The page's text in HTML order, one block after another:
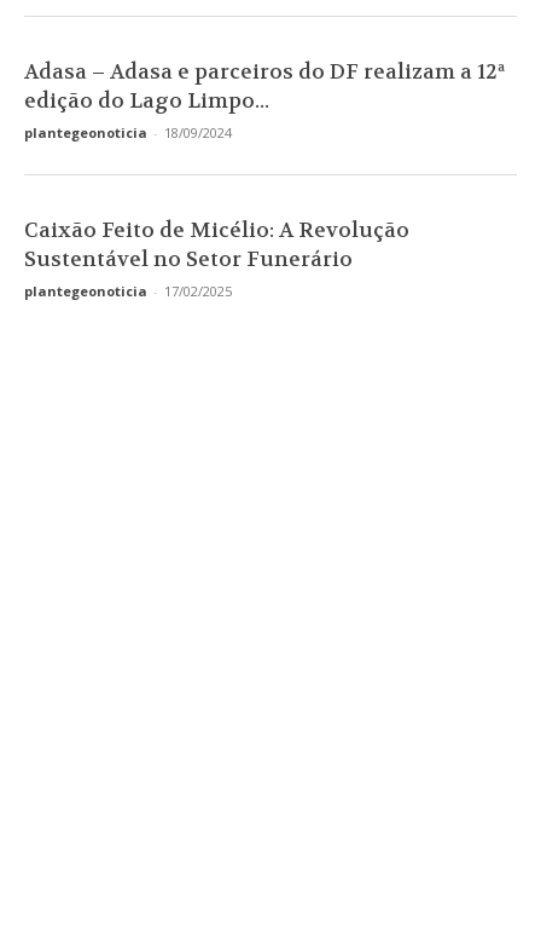
Adasa – Adasa e parceiros do DF realizam a 12ª
edição do Lago Limpo...
plantegeonoticia - 18/09/2024
Caixão Feito de Micélio: A Revolução
Sustentável no Setor Funerário
plantegeonoticia - 17/02/2025